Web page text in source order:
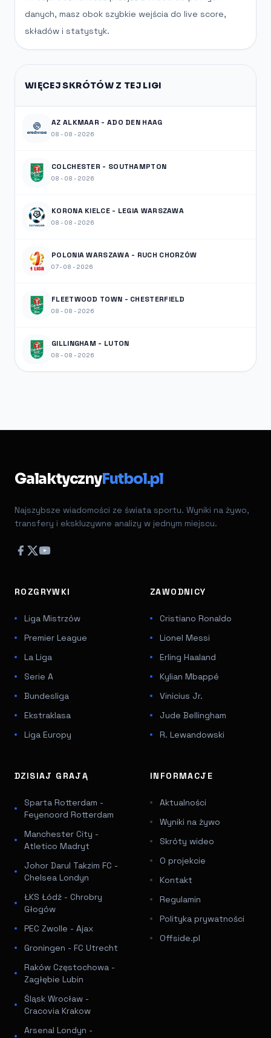
danych, masz obok szybkie wejścia do live score,
składów i statystyk.
WIĘCEJ SKRÓTÓW Z TEJ LIGI
AZ ALKMAAR - ADO DEN HAAG
08-08-2026
COLCHESTER - SOUTHAMPTON
08-08-2026
KORONA KIELCE - LEGIA WARSZAWA
08-08-2026
POLONIA WARSZAWA - RUCH CHORZÓW
07-08-2026
FLEETWOOD TOWN - CHESTERFIELD
08-08-2026
GILLINGHAM - LUTON
08-08-2026
GalaktycznyFutbol.pl
Najszybsze wiadomości ze świata sportu. Wyniki na żywo,
transfery i ekskluzywne analizy w jednym miejscu.
ROZGRYWKI
Liga Mistrzów
Premier League
La Liga
Serie A
Bundesliga
Ekstraklasa
Liga Europy
ZAWODNICY
Cristiano Ronaldo
Lionel Messi
Erling Haaland
Kylian Mbappé
Vinicius Jr.
Jude Bellingham
R. Lewandowski
DZISIAJ GRAJĄ
Sparta Rotterdam -
Feyenoord Rotterdam
Manchester City -
Atletico Madryt
Johor Darul Takzim FC -
Chelsea Londyn
ŁKS Łódź - Chrobry
Głogów
PEC Zwolle - Ajax
Groningen - FC Utrecht
Raków Częstochowa -
Zagłębie Lubin
Śląsk Wrocław -
Cracovia Krakow
Arsenal Londyn -
INFORMACJE
Aktualności
Wyniki na żywo
Skróty wideo
O projekcie
Kontakt
Regulamin
Polityka prywatności
Offside.pl